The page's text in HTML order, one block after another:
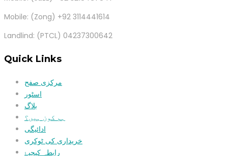
Mobile: (Zong) +92 3114441614
Landlind: (PTCL) 04237300642
Quick Links
مرکزی صفح
اسٹور
بلاگ
ہم کون ہیں؟
ادائیگی
خریداری کی ٹوکری
رابطہ کیجیۓ